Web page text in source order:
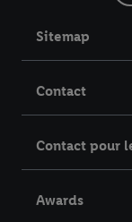
Sitemap
Contact
Contact pour
Awards